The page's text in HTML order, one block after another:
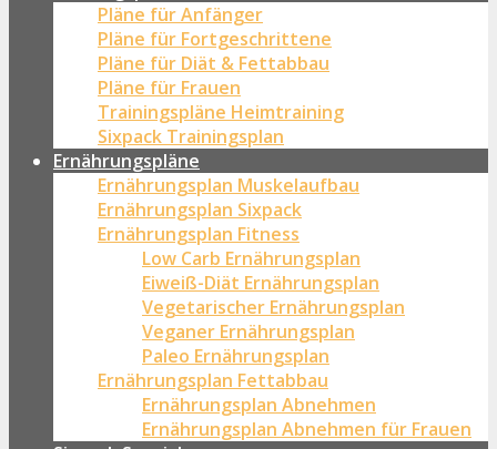
Pläne für Anfänger
Pläne für Fortgeschrittene
Pläne für Diät & Fettabbau
Pläne für Frauen
Trainingspläne Heimtraining
Sixpack Trainingsplan
Ernährungspläne
Ernährungsplan Muskelaufbau
Ernährungsplan Sixpack
Ernährungsplan Fitness
Low Carb Ernährungsplan
Eiweiß-Diät Ernährungsplan
Vegetarischer Ernährungsplan
Veganer Ernährungsplan
Paleo Ernährungsplan
Ernährungsplan Fettabbau
Ernährungsplan Abnehmen
Ernährungsplan Abnehmen für Frauen